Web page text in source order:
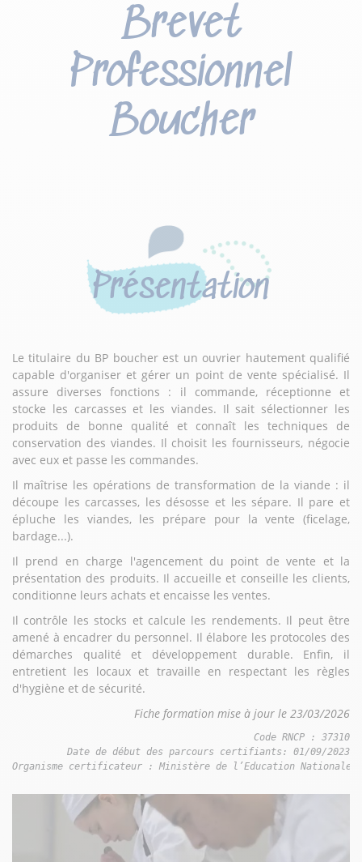
Brevet
Professionnel
Boucher
Présentation
Le titulaire du BP boucher est un ouvrier hautement qualifié
capable d'organiser et gérer un point de vente spécialisé. Il
assure diverses fonctions : il commande, réceptionne et
stocke les carcasses et les viandes. Il sait sélectionner les
produits de bonne qualité et connaît les techniques de
conservation des viandes. Il choisit les fournisseurs, négocie
avec eux et passe les commandes.
Il maîtrise les opérations de transformation de la viande : il
découpe les carcasses, les désosse et les sépare. Il pare et
épluche les viandes, les prépare pour la vente (ficelage,
bardage...).
Il prend en charge l'agencement du point de vente et la
présentation des produits. Il accueille et conseille les clients,
conditionne leurs achats et encaisse les ventes.
Il contrôle les stocks et calcule les rendements. Il peut être
amené à encadrer du personnel. Il élabore les protocoles des
démarches qualité et développement durable. Enfin, il
entretient les locaux et travaille en respectant les règles
d'hygiène et de sécurité.
Fiche formation mise à jour le 23/03/2026
Code RNCP : 37310
Date de début des parcours certifiants: 01/09/2023
Organisme certificateur : Ministère de l’Education Nationale